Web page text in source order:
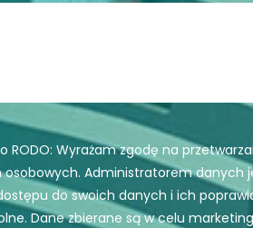
RODO: Wyrażam zgodę na
Administratorem danych
do swoich danych i ich
Dane zbierane są w celu